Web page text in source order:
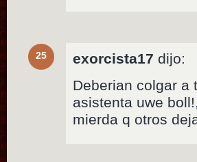
25 exorcista17 dijo:
Deberian colgar a
asistenta uwe
mierda q otros